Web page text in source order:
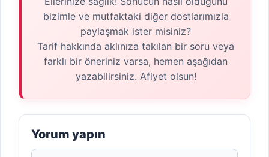
bizimle ve mutfaktaki diğer dostlarımızla
paylaşmak ister misiniz?
Tarif hakkında aklınıza takılan bir soru veya
farklı bir öneriniz varsa, hemen aşağıdan
yazabilirsiniz. Afiyet olsun!
Yorum yapın
Yorum